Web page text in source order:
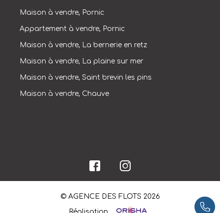
Maison à vendre, Pornic
Appartement à vendre, Pornic
Maison à vendre, La bernerie en retz
Maison à vendre, La plaine sur mer
Maison à vendre, Saint brevin les pins
Maison à vendre, Chauve
© AGENCE DES FLOTS 2026